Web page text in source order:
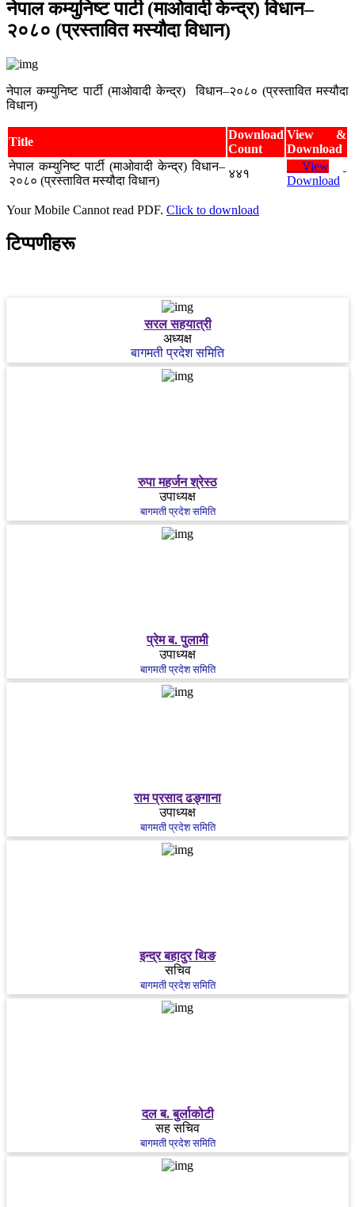
नेपाल कम्युनिष्ट पार्टी (माओवादी केन्द्र) विधान–
२०८० (प्रस्तावित मस्यौदा विधान)
नेपाल कम्युनिष्ट पार्टी (माओवादी केन्द्र) विधान–२०८० (प्रस्तावित मस्यौदा
विधान)
Title
Download
Count
View &
Download
नेपाल कम्युनिष्ट पार्टी (माओवादी केन्द्र) विधान–
२०८० (प्रस्तावित मस्यौदा विधान)
४४१
View
Download
Your Mobile Cannot read PDF. Click to download
टिप्पणीहरू
सरल सहयात्री
अध्यक्ष
बागमती प्रदेश समिति
रुपा महर्जन श्रेस्ठ
उपाध्यक्ष
बागमती प्रदेश समिति
प्रेम ब. पुलामी
उपाध्यक्ष
बागमती प्रदेश समिति
राम प्रसाद ढङ्गाना
उपाध्यक्ष
बागमती प्रदेश समिति
इन्द्र बहादुर थिङ
सचिव
बागमती प्रदेश समिति
दल ब. बुर्लाकोटी
सह सचिव
बागमती प्रदेश समिति